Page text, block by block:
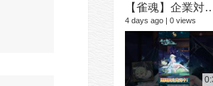
【雀魂】企業対抗戦
4 days ago 0 views